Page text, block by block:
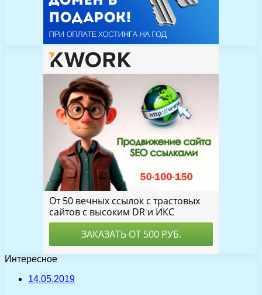
Интересное
14.05.2019